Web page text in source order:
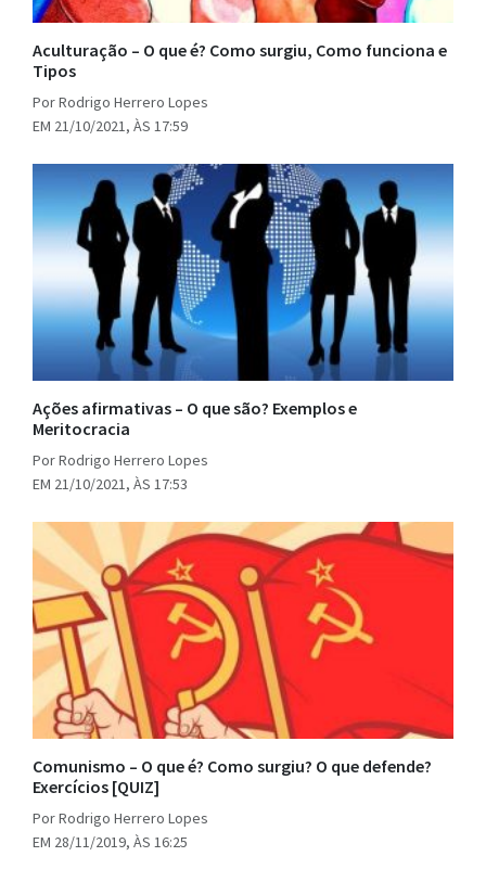
Aculturação – O que é? Como surgiu, Como funciona e
Tipos
Por Rodrigo Herrero Lopes
EM 21/10/2021, ÀS 17:59
Ações afirmativas – O que são? Exemplos e
Meritocracia
Por Rodrigo Herrero Lopes
EM 21/10/2021, ÀS 17:53
Comunismo – O que é? Como surgiu? O que defende?
Exercícios [QUIZ]
Por Rodrigo Herrero Lopes
EM 28/11/2019, ÀS 16:25